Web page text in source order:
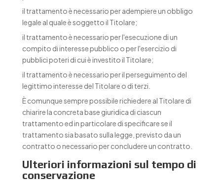
il trattamento è necessario per adempiere un obbligo
legale al quale è soggetto il Titolare;
il trattamento è necessario per l'esecuzione di un
compito di interesse pubblico o per l'esercizio di
pubblici poteri di cui è investito il Titolare;
il trattamento è necessario per il perseguimento del
legittimo interesse del Titolare o di terzi.
È comunque sempre possibile richiedere al Titolare di
chiarire la concreta base giuridica di ciascun
trattamento ed in particolare di specificare se il
trattamento sia basato sulla legge, previsto da un
contratto o necessario per concludere un contratto.
Ulteriori informazioni sul tempo di
conservazione